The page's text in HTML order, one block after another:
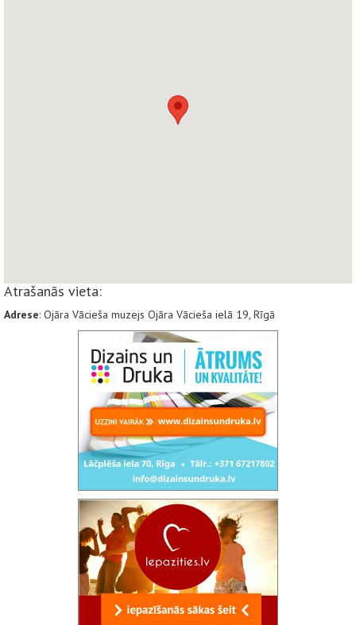
Atrašanās vieta:
Adrese: Ojāra Vācieša muzejs Ojāra Vācieša ielā 19, Rīgā